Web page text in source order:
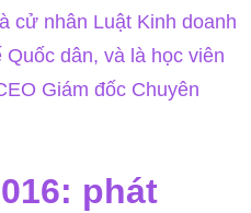
cử nhân Luật Kinh doanh
dân, và là học viên
Giám đốc Chuyên
phát